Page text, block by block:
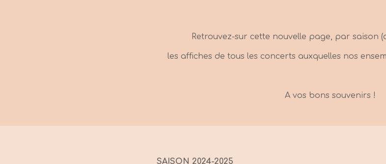
Retrouvez-sur cette nouvelle page, par saison
les affiches de tous les concerts auxquelles nos
A vos bons souvenirs !
SAISON 2024-2025